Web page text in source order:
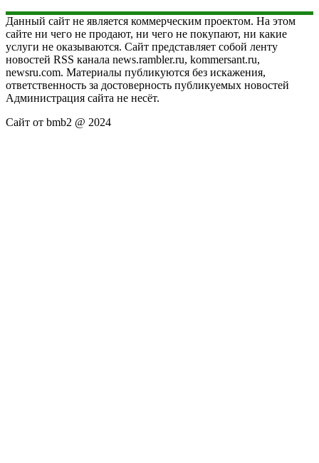
Данный сайт не является коммерческим проектом. На этом
сайте ни чего не продают, ни чего не покупают, ни какие
услуги не оказываются. Сайт представляет собой ленту
новостей RSS канала news.rambler.ru, kommersant.ru,
newsru.com. Материалы публикуются без искажения,
ответственность за достоверность публикуемых новостей
Администрация сайта не несёт.
Сайт от bmb2 @ 2024